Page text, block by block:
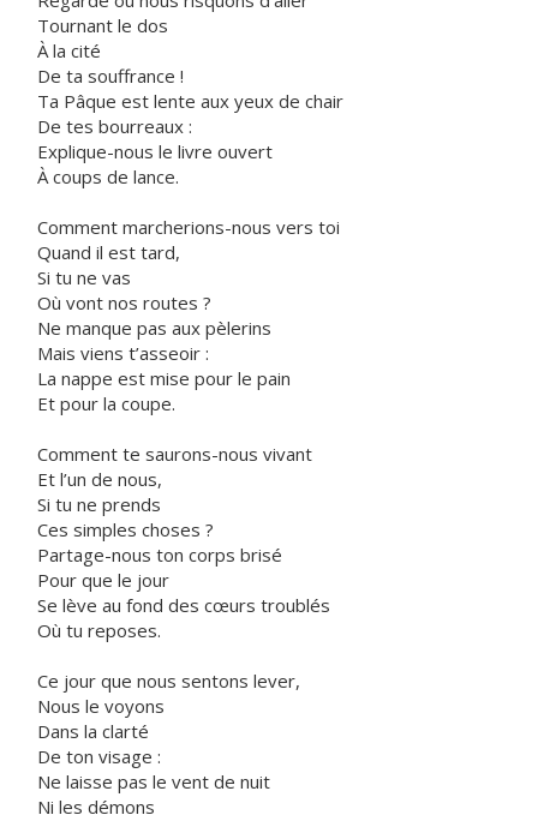
Tournant le dos
À la cité
De ta souffrance !
Ta Pâque est lente aux yeux de chair
De tes bourreaux :
Explique-nous le livre ouvert
À coups de lance.
Comment marcherions-nous vers toi
Quand il est tard,
Si tu ne vas
Où vont nos routes ?
Ne manque pas aux pèlerins
Mais viens t’asseoir :
La nappe est mise pour le pain
Et pour la coupe.
Comment te saurons-nous vivant
Et l’un de nous,
Si tu ne prends
Ces simples choses ?
Partage-nous ton corps brisé
Pour que le jour
Se lève au fond des cœurs troublés
Où tu reposes.
Ce jour que nous sentons lever,
Nous le voyons
Dans la clarté
De ton visage :
Ne laisse pas le vent de nuit
Ni les démons